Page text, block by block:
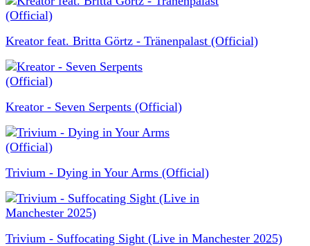
Kreator feat. Britta Görtz - Tränenpalast (Official)
Kreator - Seven Serpents (Official)
Trivium - Dying in Your Arms (Official)
Trivium - Suffocating Sight (Live in Manchester 2025)